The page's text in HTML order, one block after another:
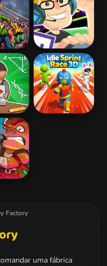
Not Twitchie
Clicker
My
Factory
uma fábrica